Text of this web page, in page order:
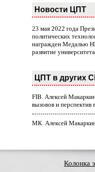
Новости ЦПТ
23 мая 2022 года
политических
награжден Медалью
развитие
ЦПТ в других
FIB. Алексей
вызовов и
МК. Алексей Макаркин
Колонка